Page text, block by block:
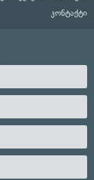
კონტაქტი